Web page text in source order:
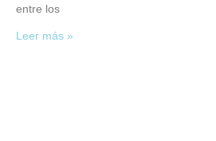
entre los
Leer más »